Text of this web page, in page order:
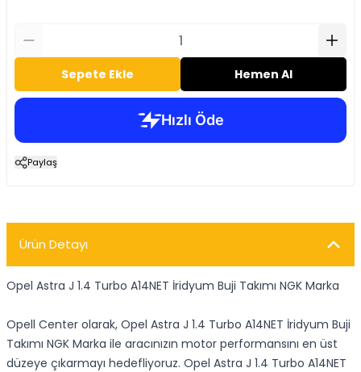
Sepete Ekle Hemen Al
Paylaş
Ürün Detayı
Opel Astra J 1.4 Turbo A14NET İridyum Buji Takımı NGK Marka
Opell Center olarak, Opel Astra J 1.4 Turbo A14NET İridyum Buji
Takımı NGK Marka ile aracınızın motor performansını en üst
düzeye çıkarmayı hedefliyoruz. Opel Astra J 1.4 Turbo A14NET